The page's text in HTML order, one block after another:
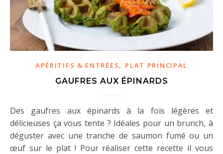
APÉRITIFS & ENTRÉES, PLAT PRINCIPAL
GAUFRES AUX ÉPINARDS
Des gaufres aux épinards à la fois légères et
délicieuses ça vous tente ? Idéales pour un brunch, à
déguster avec une tranche de saumon fumé ou un
œuf sur le plat ! Pour réaliser cette recette il vous